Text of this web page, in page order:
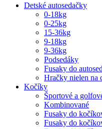
Detské autosedačky
0-18kg
0-25kg
15-36kg
9-18kg
9-36kg
Podsedáky
Fusaky do
Hračky nielen na
Kočíky
Športové a
Kombinované
Fusaky do
Fusaky do